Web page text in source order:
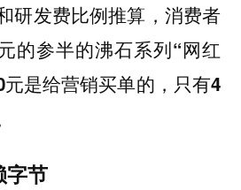
研发费比例推算，消费者
的参半的沸石系列“网红
是给营销买单的，只有4
字节